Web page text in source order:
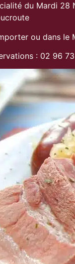
du Mardi 28
ou dans le
: 02 96